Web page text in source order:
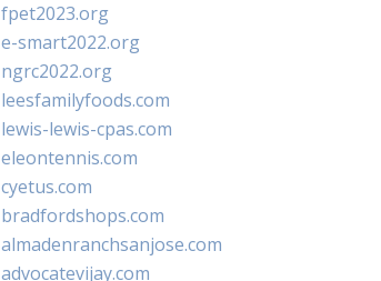
fpet2023.org
e-smart2022.org
ngrc2022.org
leesfamilyfoods.com
lewis-lewis-cpas.com
eleontennis.com
cyetus.com
bradfordshops.com
almadenranchsanjose.com
advocatevijay.com